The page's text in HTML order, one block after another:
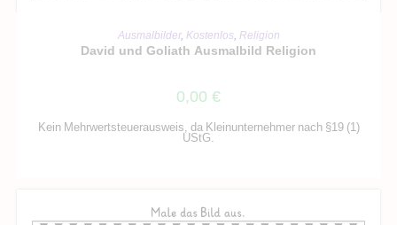
IN DEN WARENKORB
Ausmalbilder, Kostenlos, Religion
David und Goliath Ausmalbild Religion
0,00 €
Kein Mehrwertsteuerausweis, da Kleinunternehmer nach §19 (1)
UStG.